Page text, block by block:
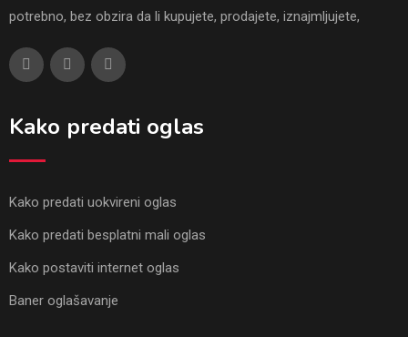
potrebno, bez obzira da li kupujete, prodajete, iznajmljujete,
Kako predati oglas
Kako predati uokvireni oglas
Kako predati besplatni mali oglas
Kako postaviti internet oglas
Baner oglašavanje